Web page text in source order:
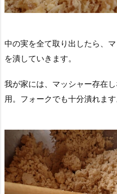
中の実を全て取り出したら、
を潰していきます。
我が家には、マッシャー存在
用。フォークでも十分潰れます